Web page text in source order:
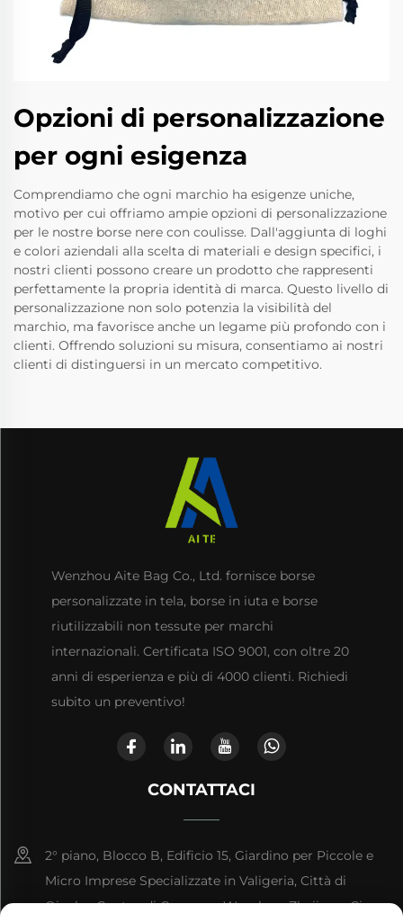
Opzioni di personalizzazione
per ogni esigenza
Comprendiamo che ogni marchio ha esigenze uniche,
motivo per cui offriamo ampie opzioni di personalizzazione
per le nostre borse nere con coulisse. Dall'aggiunta di loghi
e colori aziendali alla scelta di materiali e design specifici, i
nostri clienti possono creare un prodotto che rappresenti
perfettamente la propria identità di marca. Questo livello di
personalizzazione non solo potenzia la visibilità del
marchio, ma favorisce anche un legame più profondo con i
clienti. Offrendo soluzioni su misura, consentiamo ai nostri
clienti di distinguersi in un mercato competitivo.
Wenzhou Aite Bag Co., Ltd. fornisce borse
personalizzate in tela, borse in iuta e borse
riutilizzabili non tessute per marchi
internazionali. Certificata ISO 9001, con oltre 20
anni di esperienza e più di 4000 clienti. Richiedi
subito un preventivo!
CONTATTACI
2° piano, Blocco B, Edificio 15, Giardino per Piccole e
Micro Imprese Specializzate in Valigeria, Città di
Qianku, Contea di Cangnan, Wenzhou, Zhejiang, Cina